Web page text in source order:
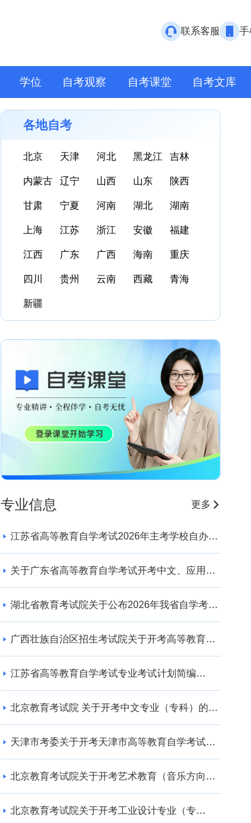
联系客服 手
学位 自考观察 自考课堂 自考文库
各地自考
北京 天津 河北 黑龙江 吉林
内蒙古 辽宁 山西 山东 陕西
甘肃 宁夏 河南 湖北 湖南
上海 江苏 浙江 安徽 福建
江西 广东 广西 海南 重庆
四川 贵州 云南 西藏 青海
新疆
专业信息 更多
江苏省高等教育自学考试2026年主考学校自办助
关于广东省高等教育自学考试开考中文、应用英
湖北省教育考试院关于公布2026年我省自学考试
广西壮族自治区招生考试院关于开考高等教育自
江苏省高等教育自学考试专业考试计划简编
北京教育考试院 关于开考中文专业（专科）的通
天津市考委关于开考天津市高等教育自学考试电
北京教育考试院关于开考艺术教育（音乐方向）
北京教育考试院关于开考工业设计专业（专